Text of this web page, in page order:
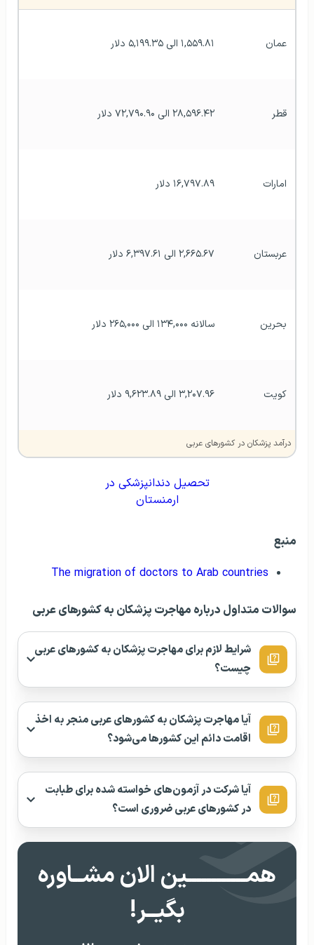
عمان ۱,۵۵۹.۸۱ الی ۵,۱۹۹.۳۵ دلار
قطر ۲۸,۵۹۶.۴۲ الی ۷۲,۷۹۰.۹۰ دلار
امارات ۱۶,۷۹۷.۸۹ دلار
عربستان ۲,۶۶۵.۶۷ الی ۶,۳۹۷.۶۱ دلار
بحرین سالانه ۱۳۴,۰۰۰ الی ۲۶۵,۰۰۰ دلار
کویت ۳,۲۰۷.۹۶ الی ۹,۶۲۳.۸۹ دلار
درآمد پزشکان در کشورهای عربی
تحصیل دندانپزشکی در
ارمنستان
منبع
The migration of doctors to Arab countries
سوالات متداول درباره مهاجرت پزشکان به کشورهای عربی
شرایط لازم برای مهاجرت پزشکان به کشورهای عربی
چیست؟
آیا مهاجرت پزشکان به کشورهای عربی منجر به اخذ
اقامت دائم این کشورها می‌شود؟
آیا شرکت در آزمون‌های خواسته شده برای طبابت
در کشورهای عربی ضروری است؟
همــــــــــــین الان مشــاوره
بگیــر!